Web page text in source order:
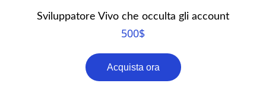
Sviluppatore Vivo che occulta gli account
500$
Acquista ora